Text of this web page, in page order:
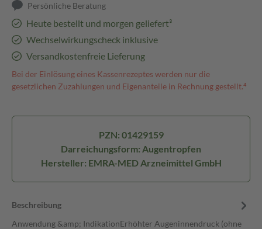
Persönliche Beratung
Heute bestellt und morgen geliefert³
Wechselwirkungscheck inklusive
Versandkostenfreie Lieferung
Bei der Einlösung eines Kassenrezeptes werden nur die
gesetzlichen Zuzahlungen und Eigenanteile in Rechnung gestellt.⁴
PZN: 01429159
Darreichungsform: Augentropfen
Hersteller: EMRA-MED Arzneimittel GmbH
Beschreibung
Anwendung &amp; IndikationErhöhter Augeninnendruck (ohne